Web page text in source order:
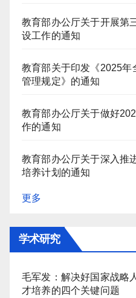
教育部办公厅关于开展第
设工作的通知
教育部关于印发《2025
管理规定》的通知
教育部办公厅关于做好
作的通知
教育部办公厅关于深入推
培养计划的通知
更多
学术研究
毛军发：解决好国家战略
才培养的四个关键问题